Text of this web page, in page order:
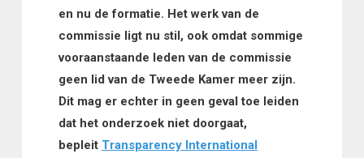
en nu de formatie. Het werk van de
commissie ligt nu stil, ook omdat sommige
vooraanstaande leden van de commissie
geen lid van de Tweede Kamer meer zijn.
Dit mag er echter in geen geval toe leiden
dat het onderzoek niet doorgaat,
bepleit Transparency International